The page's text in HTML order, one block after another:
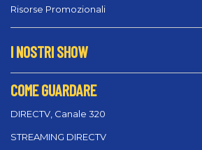
Risorse Promozionali
I NOSTRI SHOW
COME GUARDARE
DIRECTV, Canale 320
STREAMING DIRECTV